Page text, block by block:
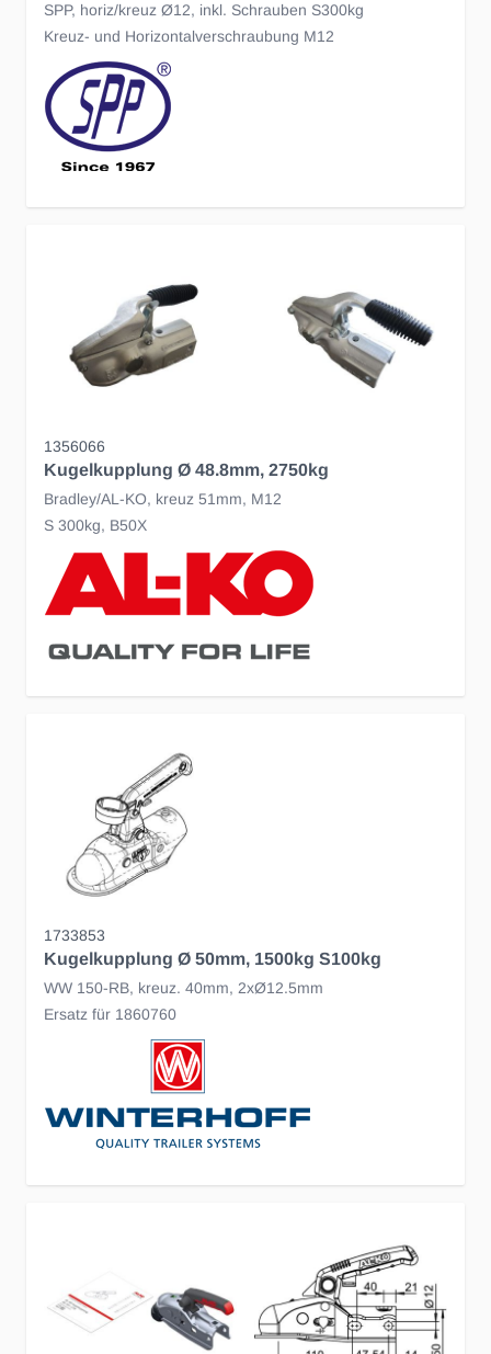
SPP, horiz/kreuz Ø12, inkl. Schrauben S300kg
Kreuz- und Horizontalverschraubung M12
1356066
Kugelkupplung Ø 48.8mm, 2750kg
Bradley/AL-KO, kreuz 51mm, M12
S 300kg, B50X
1733853
Kugelkupplung Ø 50mm, 1500kg S100kg
WW 150-RB, kreuz. 40mm, 2xØ12.5mm
Ersatz für 1860760